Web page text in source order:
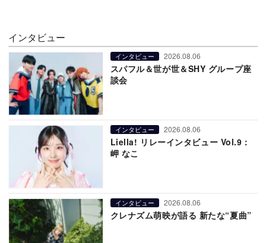
インタビュー
インタビュー 2026.08.06
スパフル＆世が世＆SHY グループ座
談会
インタビュー 2026.08.06
Liella! リレーインタビュー Vol.9：
岬 なこ
インタビュー 2026.08.06
クレナズム萌映が語る 新たな“夏曲”